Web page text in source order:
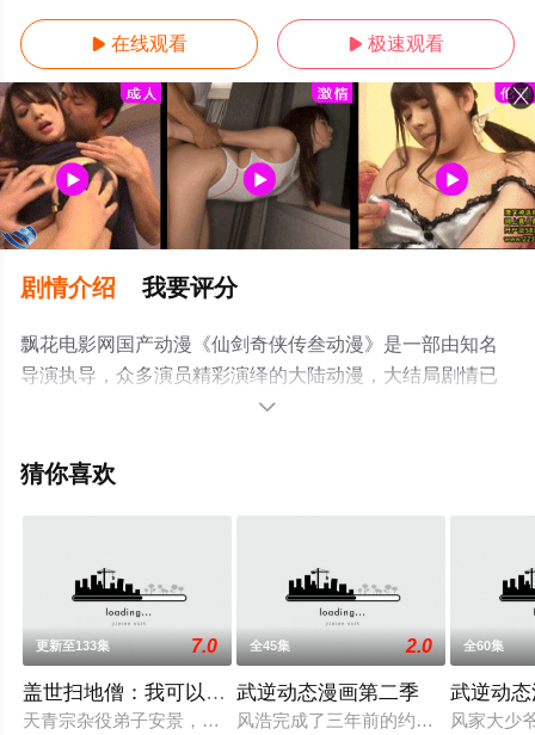
 在线观看  极速观看
剧情介绍 我要评分
飘花电影网国产动漫《仙剑奇侠传叁动漫》是一部由知名
导演执导，众多演员精彩演绎的大陆动漫，大结局剧情已
揭晓（全26集），手机免费观看高清未删减完整版动漫全
猫或剧情网等平台了解。

猜你喜欢
更新至133集 7.0
盖世扫地僧：我可以无限融合动态漫画
天青宗杂役弟子安景，机缘之下获得融合系统，但他天生性格
全45集 2.0
武逆动态漫画第二季
风浩完成了三年前的约定，打败了
全60集
武逆动
风家大少